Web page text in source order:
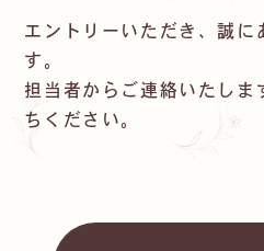
プライ
エントリーいただき、誠に
す。
担当者からご連絡いたしま
ちください。